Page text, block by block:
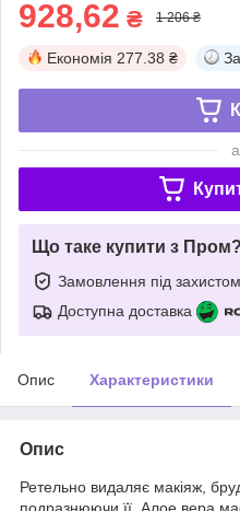
928,62 ₴ 1 206 ₴
Економія 277.38 ₴
Що таке купити з Пром?
Замовлення під захистом
Доступна доставка
Опис Характеристики
Опис
Ретельно видаляє макіяж,
подразнюючи її. Алое вера